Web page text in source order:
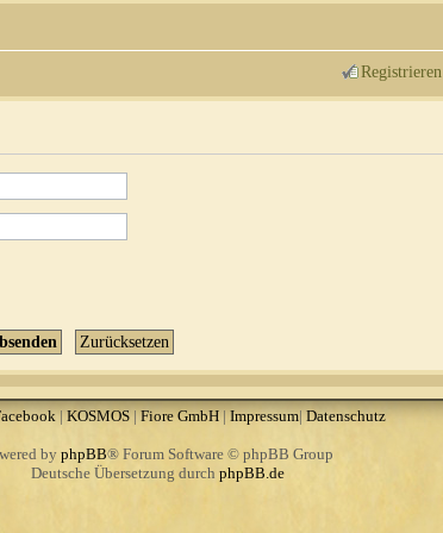
Registrieren
| KOSMOS| Fiore GmbH| Impressum| Datenschutz
by phpBB® Forum Software © phpBB Group
Deutsche Übersetzung durch phpBB.de